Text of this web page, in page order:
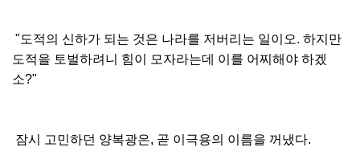
"도적의 신하가 되는 것은 나라를 저버리는 일이오. 하지만
도적을 토벌하려니 힘이 모자라는데 이를 어찌해야 하겠
소?"
잠시 고민하던 양복광은, 곧 이극용의 이름을 꺼냈다.